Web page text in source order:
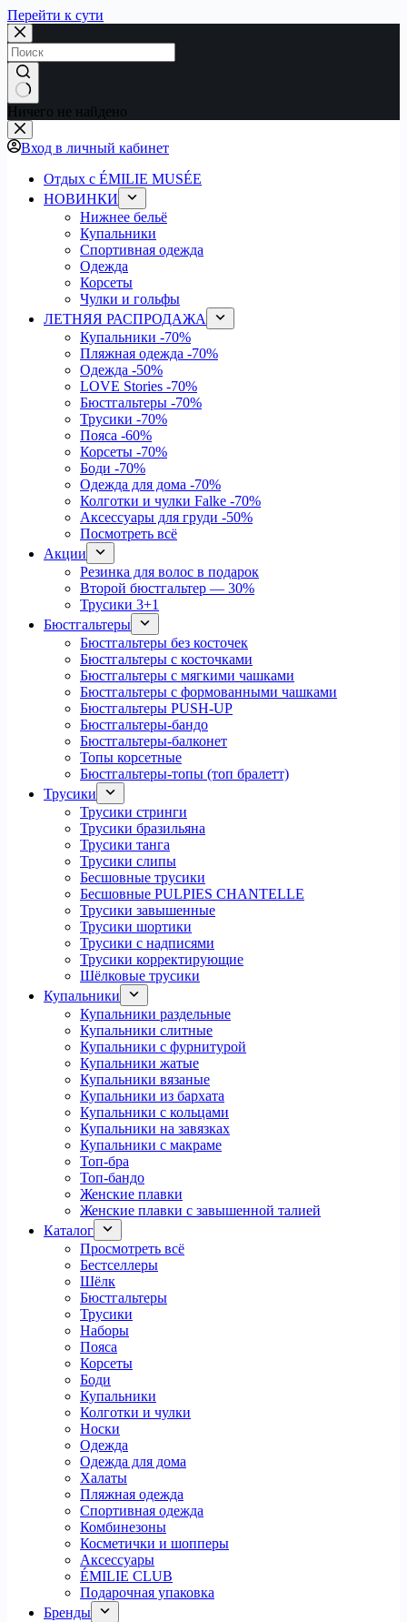
Перейти к сути
Ничего не найдено
Вход в личный кабинет
Отдых с ÉMILIE MUSÉE
НОВИНКИ
Нижнее бельё
Купальники
Спортивная одежда
Одежда
Корсеты
Чулки и гольфы
ЛЕТНЯЯ РАСПРОДАЖА
Купальники -70%
Пляжная одежда -70%
Одежда -50%
LOVE Stories -70%
Бюстгальтеры -70%
Трусики -70%
Пояса -60%
Корсеты -70%
Боди -70%
Одежда для дома -70%
Колготки и чулки Falke -70%
Аксессуары для груди -50%
Посмотреть всё
Акции
Резинка для волос в подарок
Второй бюстгальтер — 30%
Трусики 3+1
Бюстгальтеры
Бюстгальтеры без косточек
Бюстгальтеры с косточками
Бюстгальтеры с мягкими чашками
Бюстгальтеры с формованными чашками
Бюстгальтеры PUSH-UP
Бюстгальтеры-бандо
Бюстгальтеры-балконет
Топы корсетные
Бюстгальтеры-топы (топ бралетт)
Трусики
Трусики стринги
Трусики бразильяна
Трусики танга
Трусики слипы
Бесшовные трусики
Бесшовные PULPIES CHANTELLE
Трусики завышенные
Трусики шортики
Трусики с надписями
Трусики корректирующие
Шёлковые трусики
Купальники
Купальники раздельные
Купальники слитные
Купальники с фурнитурой
Купальники жатые
Купальники вязаные
Купальники из бархата
Купальники с кольцами
Купальники на завязках
Купальники с макраме
Топ-бра
Топ-бандо
Женские плавки
Женские плавки с завышенной талией
Каталог
Просмотреть всё
Бестселлеры
Шёлк
Бюстгальтеры
Трусики
Наборы
Пояса
Корсеты
Боди
Купальники
Колготки и чулки
Носки
Одежда
Одежда для дома
Халаты
Пляжная одежда
Спортивная одежда
Комбинезоны
Косметички и шопперы
Аксессуары
ÉMILIE CLUB
Подарочная упаковка
Бренды